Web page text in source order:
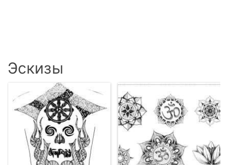
Эскизы